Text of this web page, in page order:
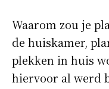
Waarom zou je
de huiskamer,
plekken in huis
hiervoor al werd